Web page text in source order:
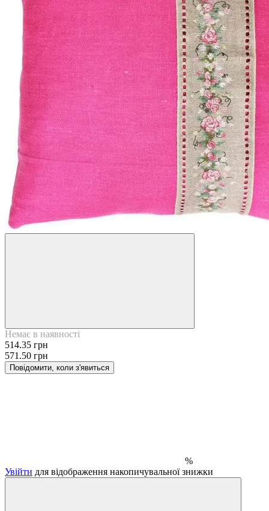
Немає в наявності
514.35 грн
571.50 грн
Повідомити, коли з'явиться
%
Увійти для відображення накопичувальної знижки